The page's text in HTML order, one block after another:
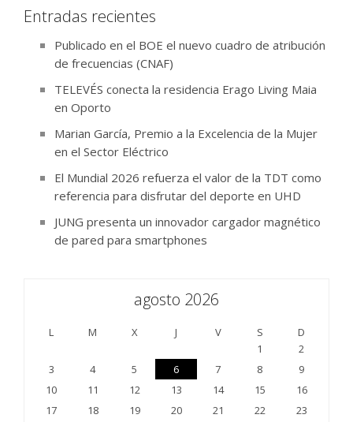
Entradas recientes
Publicado en el BOE el nuevo cuadro de atribución
de frecuencias (CNAF)
TELEVÉS conecta la residencia Erago Living Maia
en Oporto
Marian García, Premio a la Excelencia de la Mujer
en el Sector Eléctrico
El Mundial 2026 refuerza el valor de la TDT como
referencia para disfrutar del deporte en UHD
JUNG presenta un innovador cargador magnético
de pared para smartphones
agosto 2026
L M X J V S
D
1
2
3
4 5 6 7 8
9
10
11 12 13 14 15
16
17
18 19 20 21 22
23